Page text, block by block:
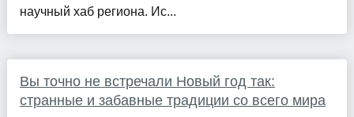
научный хаб региона. Ис...
Вы точно не встречали Новый год так:
странные и забавные традиции со всего мира